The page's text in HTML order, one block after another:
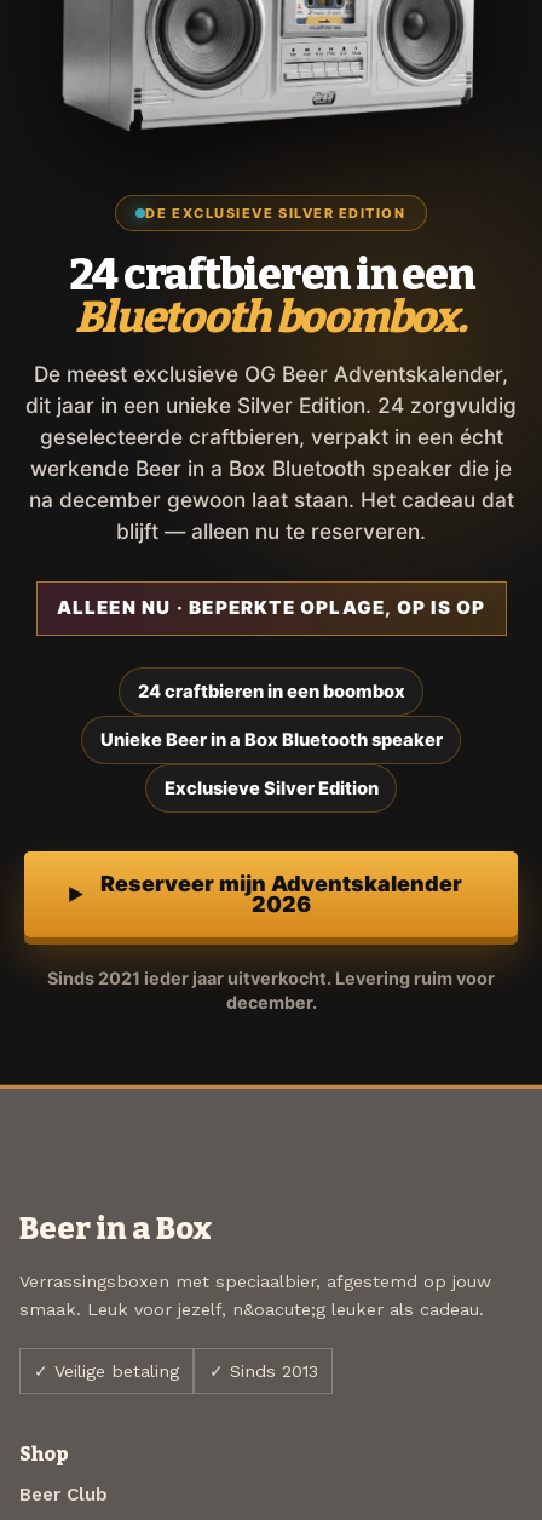
DE EXCLUSIEVE SILVER EDITION
24 craftbieren in een
Bluetooth boombox.
De meest exclusieve OG Beer Adventskalender,
dit jaar in een unieke Silver Edition. 24 zorgvuldig
geselecteerde craftbieren, verpakt in een écht
werkende Beer in a Box Bluetooth speaker die je
na december gewoon laat staan. Het cadeau dat
blijft — alleen nu te reserveren.
ALLEEN NU · BEPERKTE OPLAGE, OP IS OP
24 craftbieren in een boombox
Unieke Beer in a Box Bluetooth speaker
Exclusieve Silver Edition
Reserveer mijn Adventskalender
2026
Sinds 2021 ieder jaar uitverkocht. Levering ruim voor
december.
Beer in a Box
Verrassingsboxen met speciaalbier, afgestemd op jouw
smaak. Leuk voor jezelf, n&oacute;g leuker als cadeau.
✓ Veilige betaling ✓ Sinds 2013
Shop
Beer Club